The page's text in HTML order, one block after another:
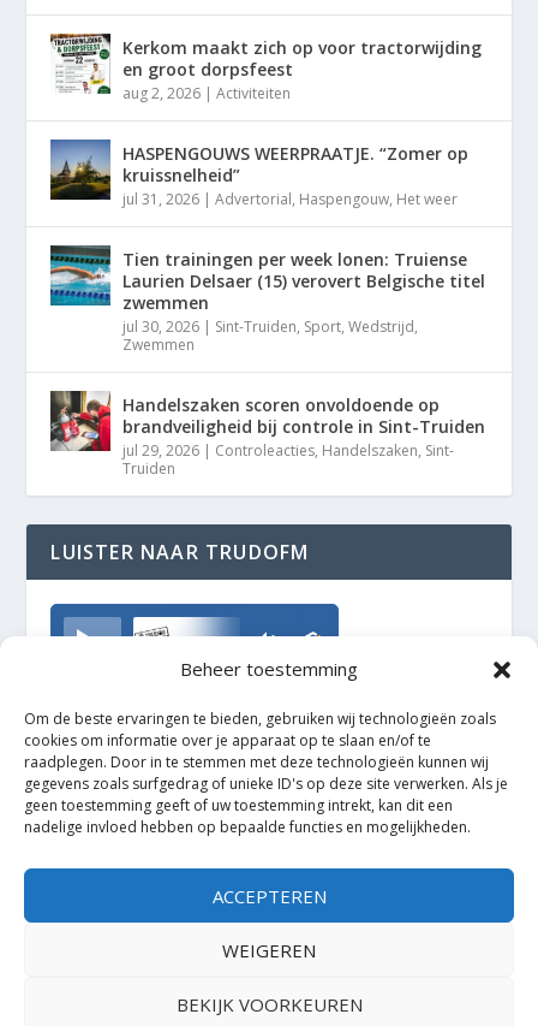
Beheer toestemming
Om de beste ervaringen te bieden, gebruiken wij technologieën zoals
cookies om informatie over je apparaat op te slaan en/of te
raadplegen. Door in te stemmen met deze technologieën kunnen wij
gegevens zoals surfgedrag of unieke ID's op deze site verwerken. Als je
geen toestemming geeft of uw toestemming intrekt, kan dit een
nadelige invloed hebben op bepaalde functies en mogelijkheden.
ACCEPTEREN
WEIGEREN
BEKIJK VOORKEUREN
Kerkom maakt zich op voor tractorwijding
en groot dorpsfeest
aug 2, 2026 |Activiteiten
HASPENGOUWS WEERPRAATJE. “Zomer op
kruissnelheid”
jul 31, 2026 |Advertorial, Haspengouw, Het weer
Tien trainingen per week lonen: Truiense
Laurien Delsaer (15) verovert Belgische titel
zwemmen
jul 30, 2026 | Sint-Truiden, Sport,Wedstrijd,
Zwemmen
Handelszaken scoren onvoldoende op
brandveiligheid bij controle in Sint-Truiden
jul 29, 2026 | Controleacties, Handelszaken, Sint-
Truiden
LUISTER NAAR TRUDOFM
TrudoFM
Elegant Themes| Mogelijk gemaakt door